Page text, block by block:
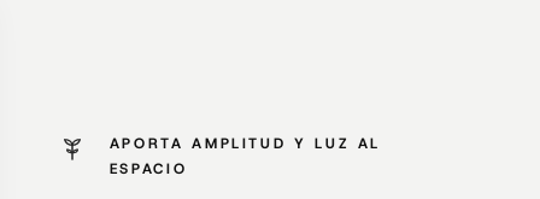
APORTA AMPLITUD Y LUZ AL
ESPACIO